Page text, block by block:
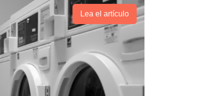
Lea el artículo